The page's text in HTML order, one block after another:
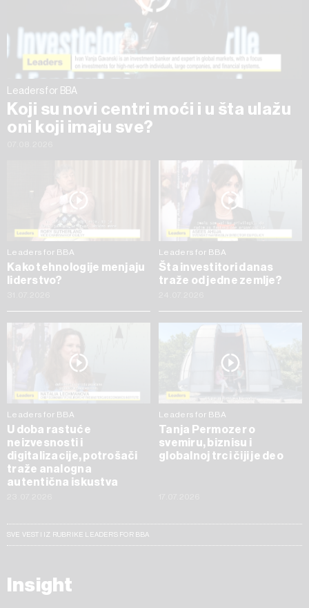
trenutku opozvati bez negativnih posledica.
Leaders for BBA
Koji su novi centri moći i u šta ulažu
oni koji imaju sve?
Leaders for BBA
Kako tehnologije menjaju
liderstvo?
Leaders for BBA
Šta investitori danas
traže od jedne zemlje?
Leaders for BBA
U doba rastuće
neizvesnosti i
digitalizacije, potrošači
traže analogna
autentična iskustva
Leaders for BBA
Tanja Permozer o
svemiru, biznisu i
globalnoj trci čiji je deo
SVE VESTI IZ RUBRIKE LEADERS FOR BBA
Insight